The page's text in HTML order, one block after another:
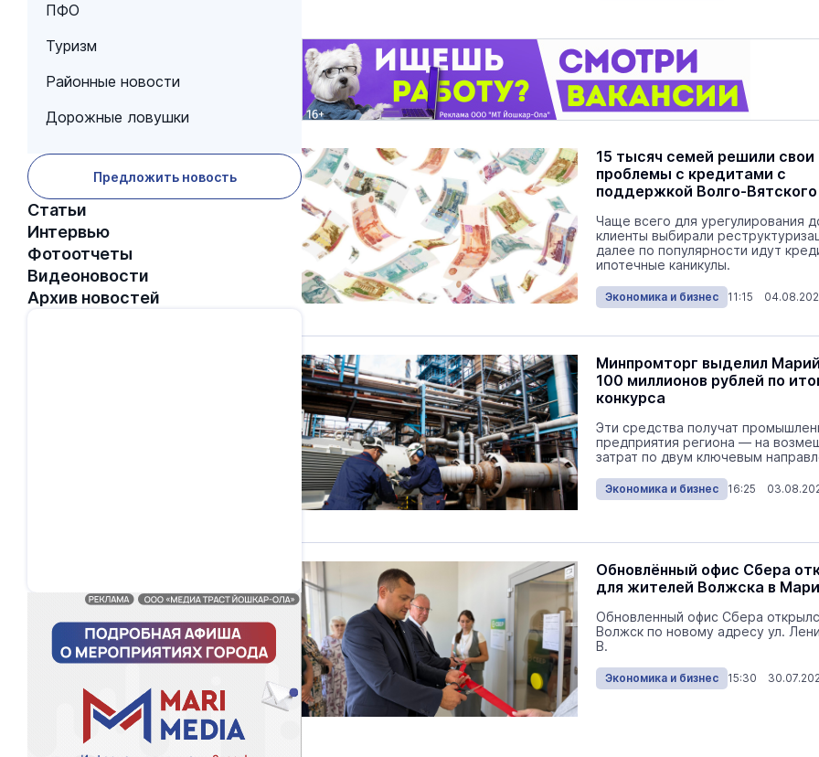
ПФО
Туризм
Районные новости
Дорожные ловушки
Предложить новость
Статьи
Интервью
Фотоотчеты
Видеоновости
Архив новостей
15 тысяч семей решили свои
проблемы с кредитами с
поддержкой Волго-Вятского
Чаще всего для урегулирования
клиенты выбирали
далее по популярности идут
ипотечные каникулы.
Экономика и бизнес 11:15
Минпромторг выделил
100 миллионов рублей по
конкурса
Эти средства получат
предприятия региона — на
затрат по двум ключевым
Экономика и бизнес 16:25
Обновлённый офис Сбера
для жителей Волжска в
Обновленный офис Сбера
Волжск по новому адресу ул.
В.
Экономика и бизнес 15:30